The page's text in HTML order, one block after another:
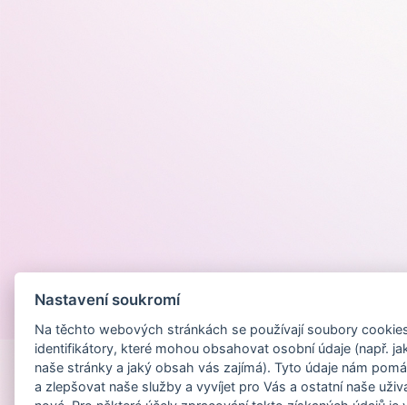
Nastavení soukromí
Na těchto webových stránkách se používají soubory
identifikátory, které mohou obsahovat osobní údaje (např.
naše stránky a jaký obsah vás zajímá). Tyto údaje nám
a zlepšovat naše služby a vyvíjet pro Vás a ostatní naše